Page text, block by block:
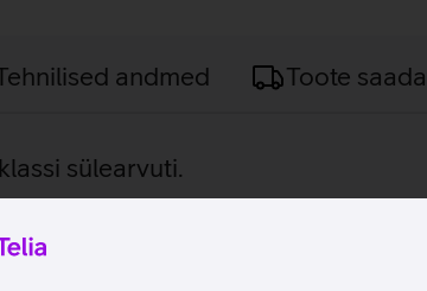
andmed Toote
sülearvuti.
hoolitseb selle eest, et kõik sulle olulised
salvestamiseks. Mugavust lisavad
mis on ärikasutuseks mugavaim.